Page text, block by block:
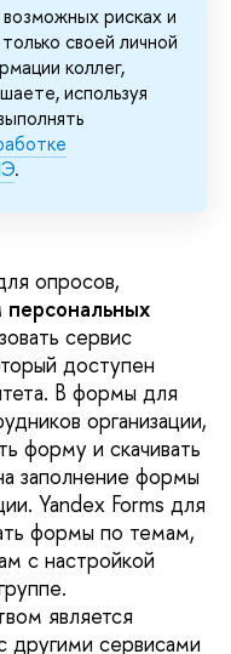
рисках и
своей личной
коллег,
используя
.
опросов,
персональных
сервис
доступен
В формы для
организации,
форму и скачивать
заполнение формы
Yandex Forms для
формы по темам,
с настройкой
является
другими сервисами